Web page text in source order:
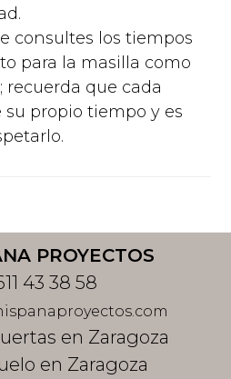
consultes los tiempos
para la masilla como
recuerda que cada
propio tiempo y es
PROYECTOS
43 38 58
en Zaragoza
en Zaragoza